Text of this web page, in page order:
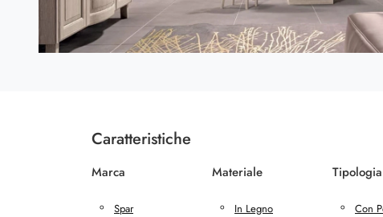
Caratteristiche
Marca
Spar
Materiale
In Legno
Tipologia
Con